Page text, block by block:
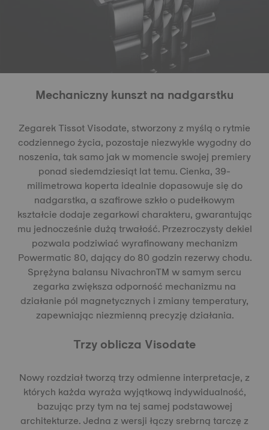
Mechaniczny kunszt na nadgarstku
Zegarek Tissot Visodate, stworzony z myślą o rytmie
codziennego życia, pozostaje niezwykle wygodny do
noszenia, tak samo jak w momencie swojej premiery
ponad siedemdziesiąt lat temu. Cienka, 39-
milimetrowa koperta idealnie dopasowuje się do
nadgarstka, a szafirowe szkło o pudełkowym
kształcie dodaje zegarkowi charakteru, gwarantując
mu jednocześnie dużą trwałość. Przezroczysty dekiel
pozwala podziwiać wyrafinowany mechanizm
Powermatic 80, dający do 80 godzin rezerwy chodu.
Sprężyna balansu NivachronTM w samym sercu
zegarka zwiększa odporność mechanizmu na
działanie pól magnetycznych i zmiany temperatury,
zapewniając niezmienną precyzję działania.
Trzy oblicza Visodate
Nowy rozdział tworzą trzy odmienne interpretacje, z
których każda wyraża wyjątkową indywidualność,
bazując przy tym na tej samej podstawowej
architekturze. Jedna z wersji łączy srebrną tarczę z